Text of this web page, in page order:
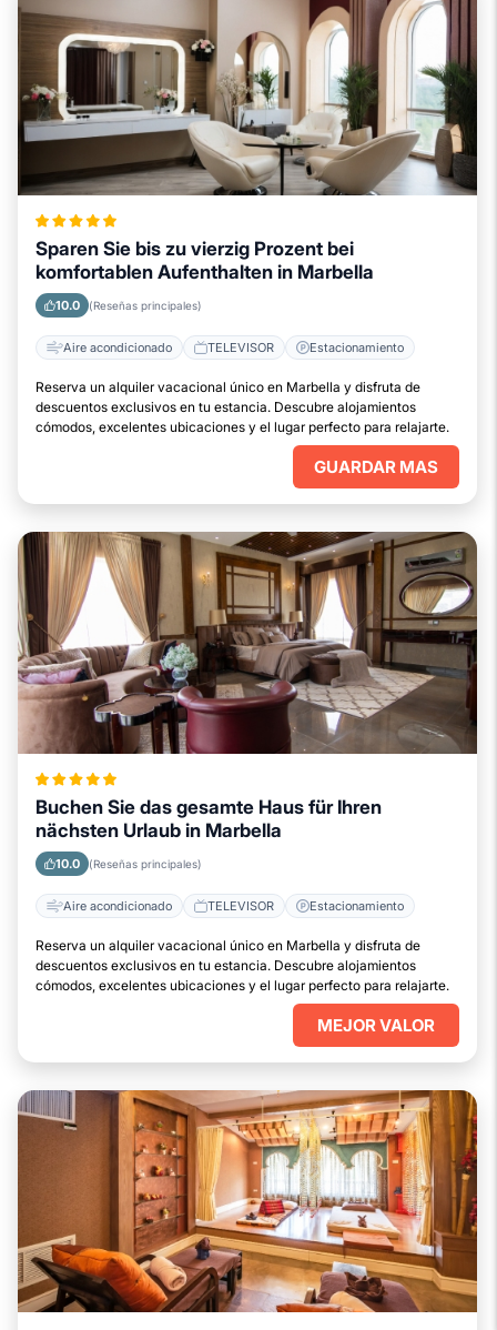
Sparen Sie bis zu vierzig Prozent bei
komfortablen Aufenthalten in Marbella
10.0 (Reseñas principales)
Aire acondicionado TELEVISOR Estacionamiento
Reserva un alquiler vacacional único en Marbella y disfruta de
descuentos exclusivos en tu estancia. Descubre alojamientos
cómodos, excelentes ubicaciones y el lugar perfecto para relajarte.
GUARDAR MAS
Buchen Sie das gesamte Haus für Ihren
nächsten Urlaub in Marbella
10.0 (Reseñas principales)
Aire acondicionado TELEVISOR Estacionamiento
Reserva un alquiler vacacional único en Marbella y disfruta de
descuentos exclusivos en tu estancia. Descubre alojamientos
cómodos, excelentes ubicaciones y el lugar perfecto para relajarte.
MEJOR VALOR